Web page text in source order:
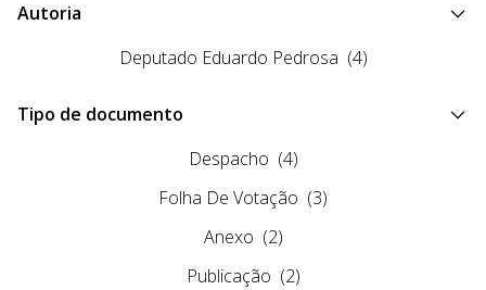
Autoria
Deputado Eduardo Pedrosa (4)
Tipo de documento
Despacho (4)
Folha De Votação (3)
Anexo (2)
Publicação (2)